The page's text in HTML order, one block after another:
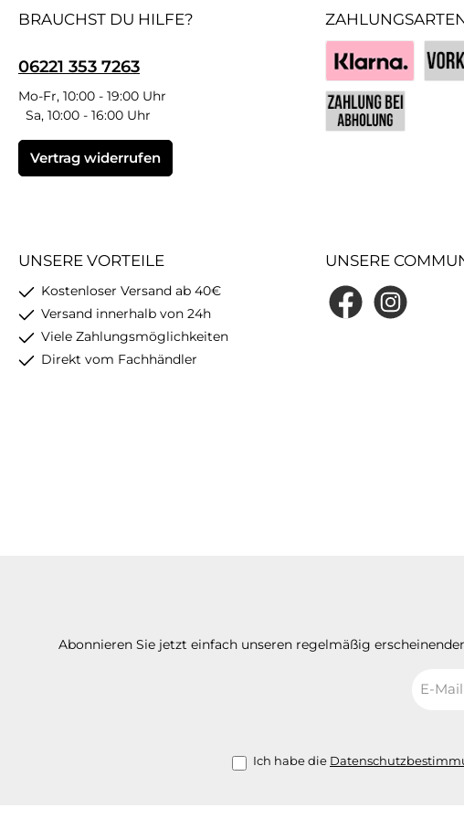
BRAUCHST DU HILFE?
06221 353 7263
Mo-Fr, 10:00 - 19:00 Uhr
Sa, 10:00 - 16:00 Uhr
Vertrag widerrufen
Klarna
UNSERE VORTEILE
Kostenloser Versand ab 40€
Versand innerhalb von 24h
Viele Zahlungsmöglichkeiten
Direkt vom Fachhändler
UNSERE
FacebookInstagram
Abonnieren Sie jetzt einfach unseren regelmäßig
Mail-
Ich habe die